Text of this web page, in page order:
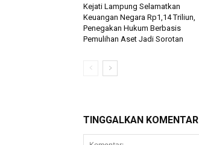
Kejati Lampung Selamatkan
Keuangan Negara Rp1,14 Triliun,
Penegakan Hukum Berbasis
Pemulihan Aset Jadi Sorotan
TINGGALKAN KOMENTAR